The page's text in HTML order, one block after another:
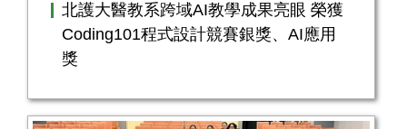
北護大醫教系跨域AI教學成果亮眼 榮獲
Coding101程式設計競賽銀獎、AI應用
獎